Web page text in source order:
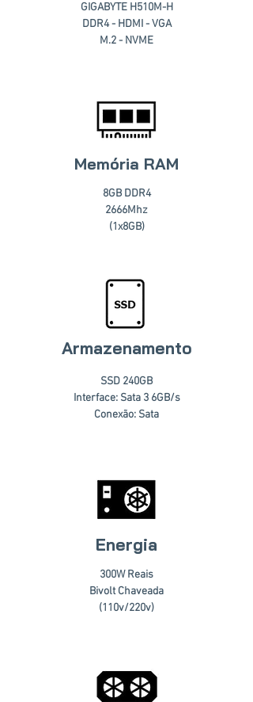
GIGABYTE H510M-H
DDR4 - HDMI - VGA
M.2 - NVME
Memória RAM
8GB DDR4
2666Mhz
(1x8GB)
Armazenamento
SSD 240GB
Interface: Sata 3 6GB/s
Conexão: Sata
Energia
300W Reais
Bivolt Chaveada
(110v/220v)